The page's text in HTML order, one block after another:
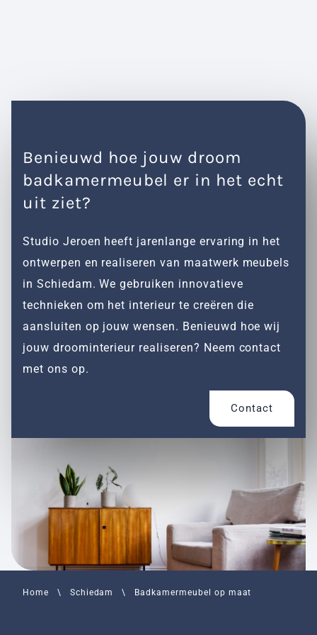
Benieuwd hoe jouw droom
badkamermeubel er in het echt
uit ziet?
Studio Jeroen heeft jarenlange ervaring in het
ontwerpen en realiseren van maatwerk meubels
in Schiedam. We gebruiken innovatieve
technieken om het interieur te creëren die
aansluiten op jouw wensen. Benieuwd hoe wij
jouw droominterieur realiseren? Neem contact
met ons op.
Contact
Home \ Schiedam \ Badkamermeubel op maat